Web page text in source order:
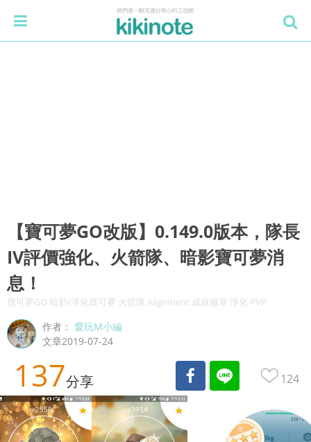
【寶可夢GO改版】0.149.0版本，隊長
IV評價強化、火箭隊、暗影寶可夢消
息！
寶可夢GO 暗影/淨化寶可夢 火箭隊 Alignment 成就徽章 淨化 PVP
作者：愛玩M小編
文章2019-07-24
137分享 124